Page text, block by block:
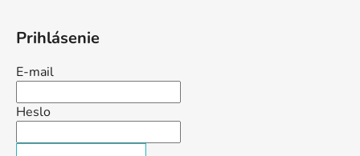
Prihlásenie
E-mail
Heslo